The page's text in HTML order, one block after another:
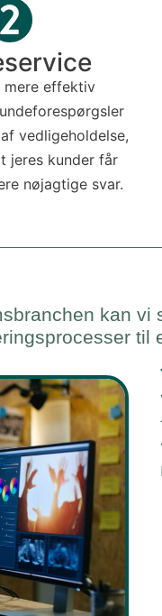
mere effektiv
vedligeholdelse,
jeres kunder får
nøjagtige svar.
kan